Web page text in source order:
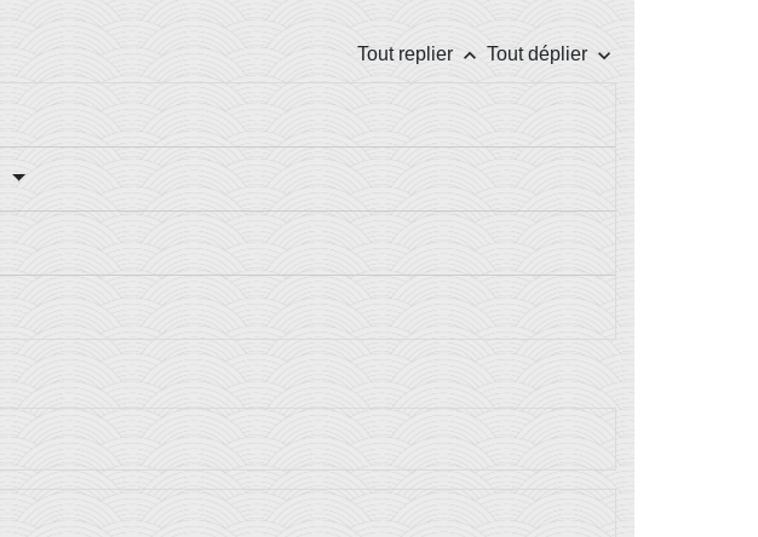
Tout replier keyboard_arrow_up Tout déplier keyboard_arrow_down